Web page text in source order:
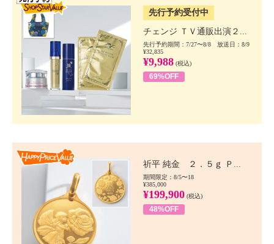
先行予約受付中
チェンジ ＴＶ通販出演２...
先行予約期間：7/27〜8/8 放送日：8/9
¥32,835
¥9,988 (税込)
69%OFF
祈平 純金 ２．５ｇ Ｐ...
期間限定：8/5〜18
¥385,000
¥199,900 (税込)
48%OFF